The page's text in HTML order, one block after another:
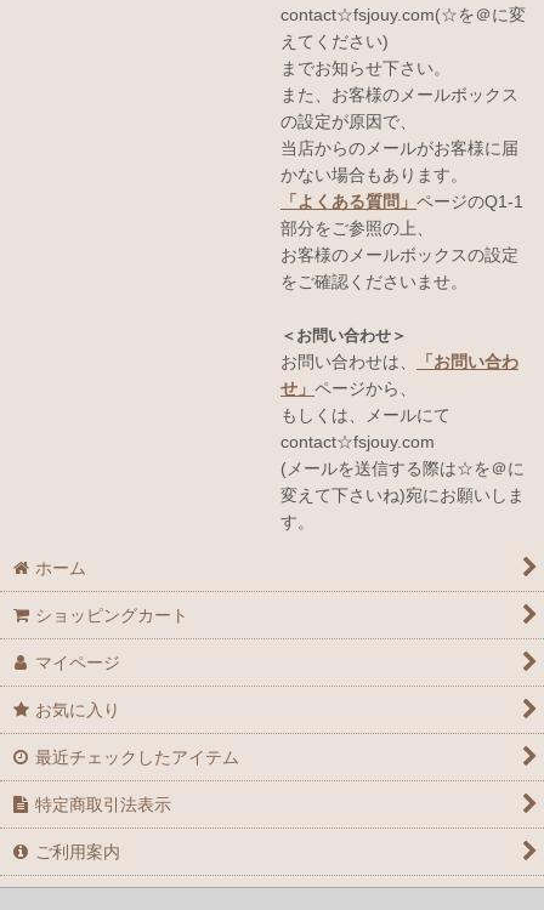
contact☆fsjouy.com(☆を＠に変
えてください)
までお知らせ下さい。
また、お客様のメールボックス
の設定が原因で、
当店からのメールがお客様に届
かない場合もあります。
「よくある質問」 ページのQ1-1
部分をご参照の上、
お客様のメールボックスの設定
をご確認くださいませ。
＜お問い合わせ＞
お問い合わせは、
「お問い合わ
せ」 ページから、
もしくは、メールにて
contact☆fsjouy.com
(メールを送信する際は☆を＠に
変えて下さいね)宛にお願いしま
す。
ホーム
ショッピングカート
マイページ
お気に入り
最近チェックしたアイテム
特定商取引法表示
ご利用案内